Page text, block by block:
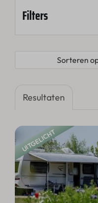
Filters
Sorteren
Resultaten
UITGELICHT